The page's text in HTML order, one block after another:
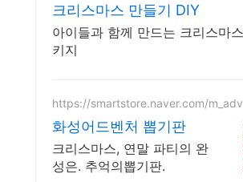
크리스마스 만들기 DIY
아이들과 함께 만드는 크리스마
키지
https://smartstore.naver.com/
화성어드벤처 뽑기판
크리스마스, 연말 파티의 완
성은. 추억의뽑기판.